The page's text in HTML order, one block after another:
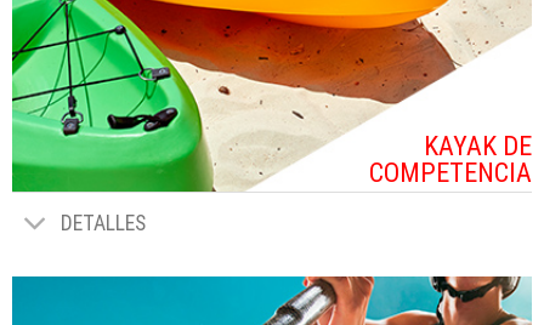
KAYAK DE
COMPETENCIA
DETALLES